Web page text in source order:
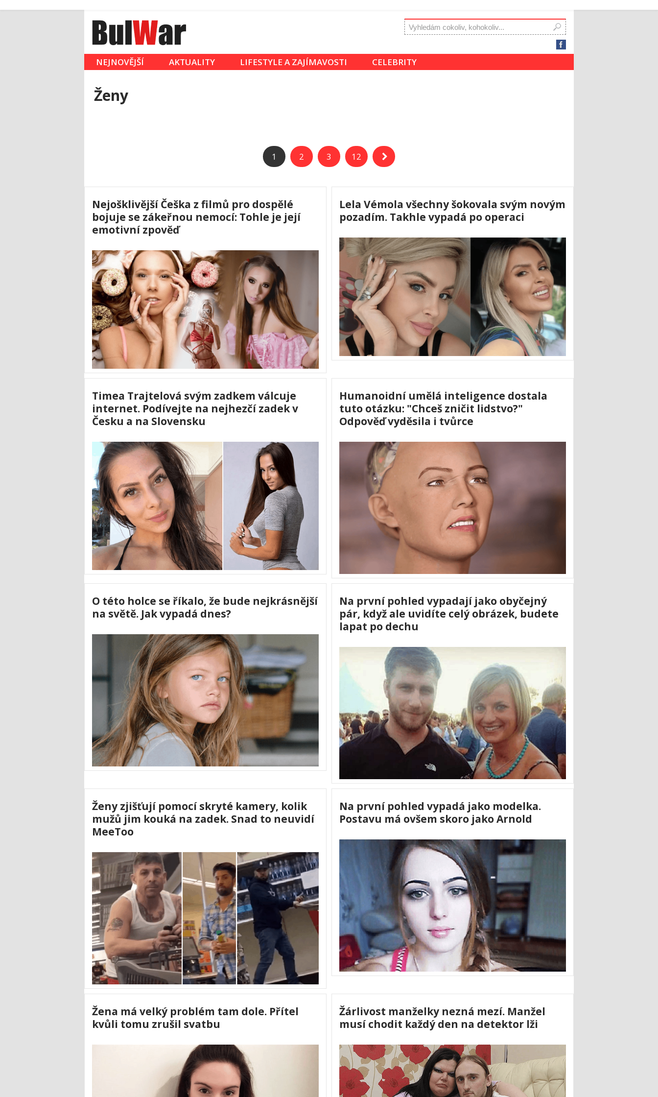
NEJNOVĚJŠÍ AKTUALITY LIFESTYLE A ZAJÍMAVOSTI CELEBRITY
Ženy
1 2 3 12
Nejošklivější Češka z filmů pro dospělé
bojuje se zákeřnou nemocí: Tohle je její
emotivní zpověď
Lela Vémola všechny šokovala svým novým
pozadím. Takhle vypadá po operaci
Timea Trajtelová svým zadkem válcuje
internet. Podívejte na nejhezčí zadek v
Česku a na Slovensku
Humanoidní umělá inteligence dostala
tuto otázku: "Chceš zničit lidstvo?"
Odpověď vyděsila i tvůrce
O této holce se říkalo, že bude nejkrásnější
na světě. Jak vypadá dnes?
Na první pohled vypadají jako obyčejný
pár, když ale uvidíte celý obrázek, budete
lapat po dechu
Ženy zjišťují pomocí skryté kamery, kolik
mužů jim kouká na zadek. Snad to neuvidí
MeeToo
Na první pohled vypadá jako modelka.
Postavu má ovšem skoro jako Arnold
Žena má velký problém tam dole. Přítel
kvůli tomu zrušil svatbu
Žárlivost manželky nezná mezí. Manžel
musí chodit každý den na detektor lži